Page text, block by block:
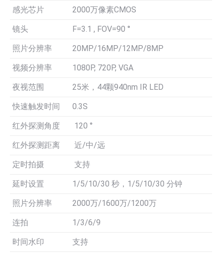
感光芯片 2000万像素CMOS
镜头 F=3.1 , FOV=90 °
照片分辨率 20MP/16MP/12MP/8MP
视频分辨率 1080P, 720P, VGA
夜视范围 25米，44颗940nm IR LED
快速触发时间 0.3S
红外探测角度 120 °
红外探测距离 近/中/远
定时拍摄 支持
延时设置 1/5/10/30 秒，1/5/10/30 分钟
照片分辨率 2000万/1600万/1200万
连拍 1/3/6/9
时间水印 支持